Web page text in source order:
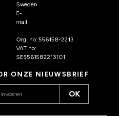
Sweden
E-
mail:
Org. no: 556158-2213
VAT no:
SE5561582213101
ONZE NIEUWSBRIEF
OK